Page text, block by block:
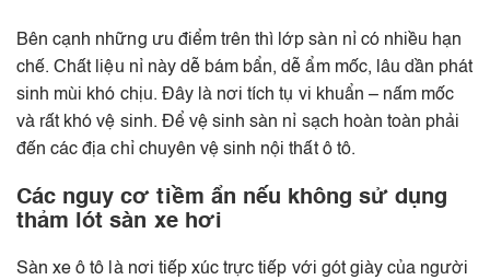
Bên cạnh những ưu điểm trên thì lớp sàn nỉ có nhiều hạn
chế. Chất liệu nỉ này dễ bám bẩn, dễ ẩm mốc, lâu dần phát
sinh mùi khó chịu. Đây là nơi tích tụ vi khuẩn – nấm mốc
và rất khó vệ sinh. Để vệ sinh sàn nỉ sạch hoàn toàn phải
đến các địa chỉ chuyên vệ sinh nội thất ô tô.
Các nguy cơ tiềm ẩn nếu không sử dụng
thảm lót sàn xe hơi
Sàn xe ô tô là nơi tiếp xúc trực tiếp với gót giày của người